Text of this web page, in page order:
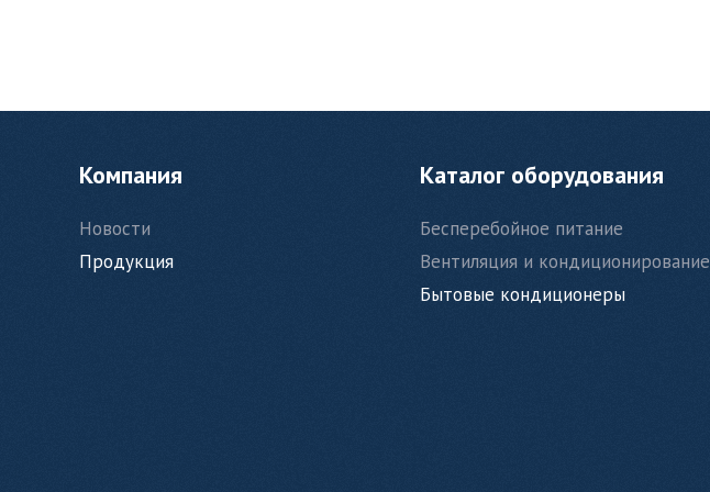
Компания
Новости
Продукция
Каталог оборудования
Бесперебойное питание
Вентиляция и кондиционирование
Бытовые кондиционеры